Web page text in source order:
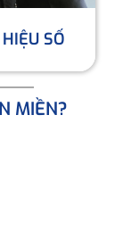
SỐ
MIỀN?